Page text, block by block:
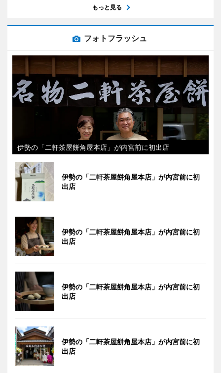
もっと見る
フォトフラッシュ
伊勢の「二軒茶屋餅角屋本店」が内宮前に初出店
伊勢の「二軒茶屋餅角屋本店」が内宮前に初
出店
伊勢の「二軒茶屋餅角屋本店」が内宮前に初
出店
伊勢の「二軒茶屋餅角屋本店」が内宮前に初
出店
伊勢の「二軒茶屋餅角屋本店」が内宮前に初
出店